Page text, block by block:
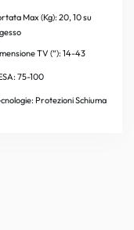
Max (Kg): 20, 10 su
TV (“): 14-43
75-100
Protezioni Schiuma